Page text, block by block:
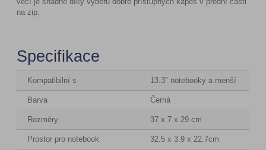
na zip.
Specifikace
Kompatibilní s 13.3" notebooky a menší
Barva Černá
Rozměry 37 x 7 x 29 cm
Prostor pro notebook 32.5 x 3.9 x 22.7cm